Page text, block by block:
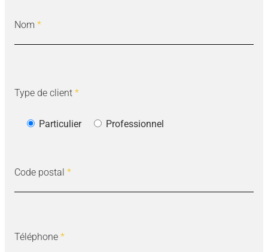
Nom *
Type de client *
Particulier Professionnel
Code postal *
Téléphone *